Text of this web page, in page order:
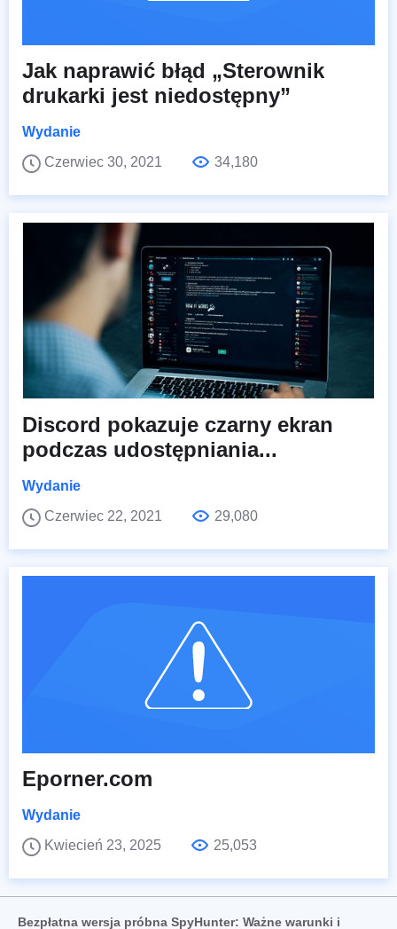
Jak naprawić błąd „Sterownik
drukarki jest niedostępny”
Wydanie
Czerwiec 30, 2021
34,180
Discord pokazuje czarny ekran
podczas udostępniania...
Wydanie
Czerwiec 22, 2021
29,080
Eporner.com
Wydanie
Kwiecień 23, 2025
25,053
Bezpłatna wersja próbna SpyHunter: Ważne warunki i